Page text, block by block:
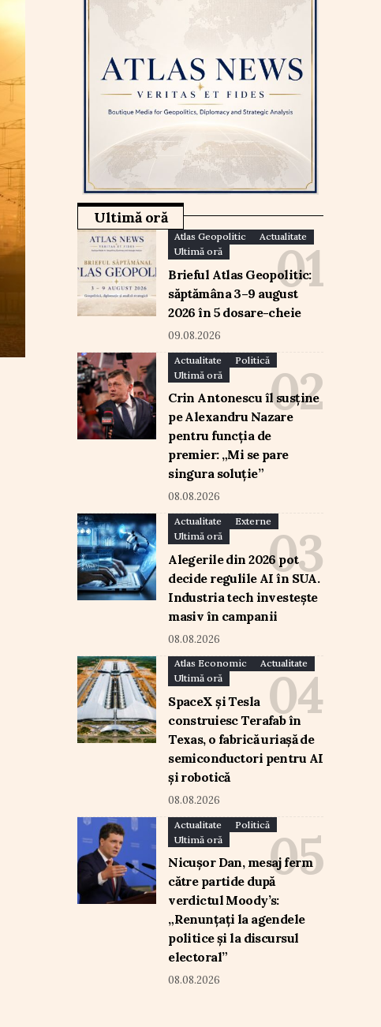
Ultimă oră
Atlas Geopolitic
Actualitate
Ultimă oră
Brieful Atlas Geopolitic:
săptămâna 3–9 august
2026 în 5 dosare-cheie
09.08.2026
Actualitate
Politică
Ultimă oră
Crin Antonescu îl susține
pe Alexandru Nazare
pentru funcția de
premier: „Mi se pare
singura soluție”
08.08.2026
Actualitate
Externe
Ultimă oră
Alegerile din 2026 pot
decide regulile AI în SUA.
Industria tech investește
masiv în campanii
08.08.2026
Atlas Economic
Actualitate
Ultimă oră
SpaceX și Tesla
construiesc Terafab în
Texas, o fabrică uriașă de
semiconductori pentru AI
și robotică
08.08.2026
Actualitate
Politică
Ultimă oră
Nicușor Dan, mesaj ferm
către partide după
verdictul Moody’s:
„Renunțați la agendele
politice și la discursul
electoral”
08.08.2026